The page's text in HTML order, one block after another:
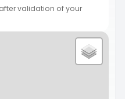
validation of your